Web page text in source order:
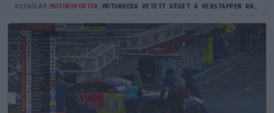
KEZDŐLAP MOTORSPORTOK MOTORHIBA VETETT VÉGET A VERSTAPPEN RACING SPA-I 24 ÓRÁS VERSENYÉNEK